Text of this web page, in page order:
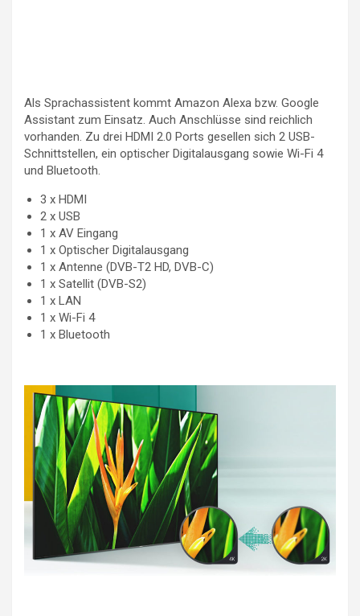
Als Sprachassistent kommt Amazon Alexa bzw. Google
Assistant zum Einsatz. Auch Anschlüsse sind reichlich
vorhanden. Zu drei HDMI 2.0 Ports gesellen sich 2 USB-
Schnittstellen, ein optischer Digitalausgang sowie Wi-Fi 4
und Bluetooth.
3 x HDMI
2 x USB
1 x AV Eingang
1 x Optischer Digitalausgang
1 x Antenne (DVB-T2 HD, DVB-C)
1 x Satellit (DVB-S2)
1 x LAN
1 x Wi-Fi 4
1 x Bluetooth